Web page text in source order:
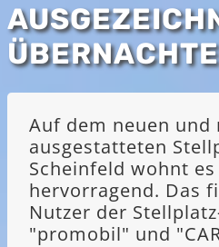
Auf dem neuen und
ausgestatteten
Scheinfeld wohnt
hervorragend. Das
Nutzer der
"promobil" und